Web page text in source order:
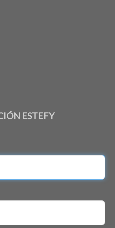
ESTEFY